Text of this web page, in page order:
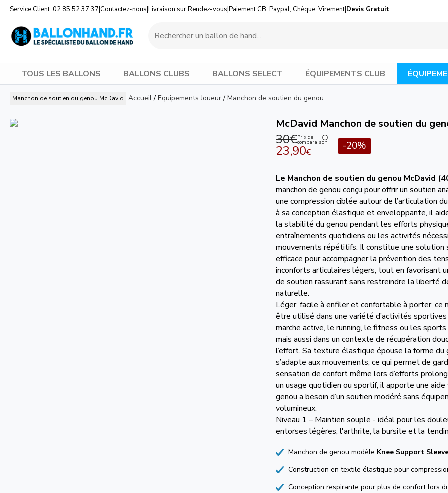
Service Client :02 85 52 37 37|Contactez-nous|Livraison sur Rendez-vous|Paiement CB, Paypal, Chèque, Virement|Devis Gratuit
TOUS LES BALLONS BALLONS CLUBS BALLONS SELECT ÉQUIPEMENTS CLUB
Manchon de soutien du genou McDavid Accueil/ Equipements Joueur/ Manchon de soutien du genou
McDavid Manchon de soutien du
30€Prix de
comparaison
23,90€ -20%
Le Manchon de soutien du genou McDavid
manchon de genou conçu pour offrir un soutien
une compression ciblée autour de l’articulation
à sa conception élastique et enveloppante, il
la stabilité du genou pendant les efforts
entraînements quotidiens ou les activités
mouvements répétitifs. Il constitue une solution
efficace pour accompagner la prévention des
inconforts articulaires légers, tout en favorisant
de soutien rassurant sans restreindre la liberté
naturelle.
Léger, facile à enfiler et confortable à porter, ce
être utilisé dans une variété d’activités
marche active, le running, le fitness ou les
mais aussi dans un contexte de récupération
l’effort. Sa texture élastique épouse la forme du
s’adapte aux mouvements, ce qui permet de
sensation de confort même lors d’efforts
un usage quotidien ou sportif, il apporte une
genou a besoin d’un soutien modéré sans
volumineux.
Niveau 1 – Maintien souple - idéal pour les
entorses légères, l'arthrite, la bursite et la
Manchon de genou modèle Knee Support
Construction en textile élastique pour
Conception respirante pour plus de confort lors